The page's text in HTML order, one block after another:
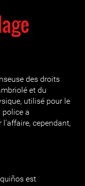
des droits
et du
utilisé pour le
police a
l'affaire, cependant,
est